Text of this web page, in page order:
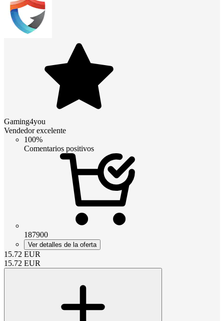
Gaming4you
Vendedor excelente
100%
Comentarios positivos
187900
Ver detalles de la oferta
15.72 EUR
15.72 EUR